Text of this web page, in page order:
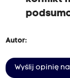
Autor:
Wyślij opinię